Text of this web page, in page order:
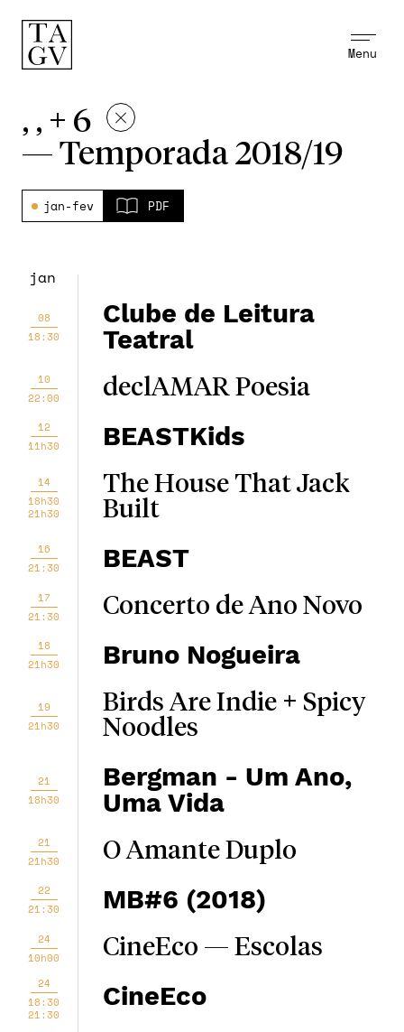
Menu
, , + 6
— Temporada 2018/19
jan-fev PDF
jan
08
18:30
Clube de Leitura
Teatral
10
22:00
declAMAR Poesia
12
11h30
BEASTKids
14
18h30
21h30
The House That Jack
Built
16
21:30
BEAST
17
21:30
Concerto de Ano Novo
18
21h30
Bruno Nogueira
19
21h30
Birds Are Indie + Spicy
Noodles
21
18h30
Bergman - Um Ano,
Uma Vida
21
21h30
O Amante Duplo
22
21:30
MB#6 (2018)
24
10h00
CineEco — Escolas
24
18:30
21:30
CineEco